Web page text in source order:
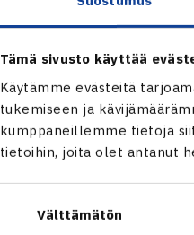
Tämä sivusto käyttää
Käytämme evästeitä
tukemiseen ja
kumppaneillemme tietoja
tietoihin, joita olet antanut
Välttämätön
Turnauksen
latvialaisen
massakentillä
yhden erän.
tulivat viime
J4 KAARINA |